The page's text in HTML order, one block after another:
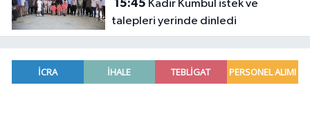
15:45
talepleri yerinde dinledi